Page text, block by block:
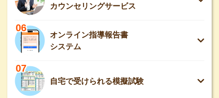
カウンセリングサービス
06
オンライン指導報告書
システム
07
自宅で受けられる模擬試験